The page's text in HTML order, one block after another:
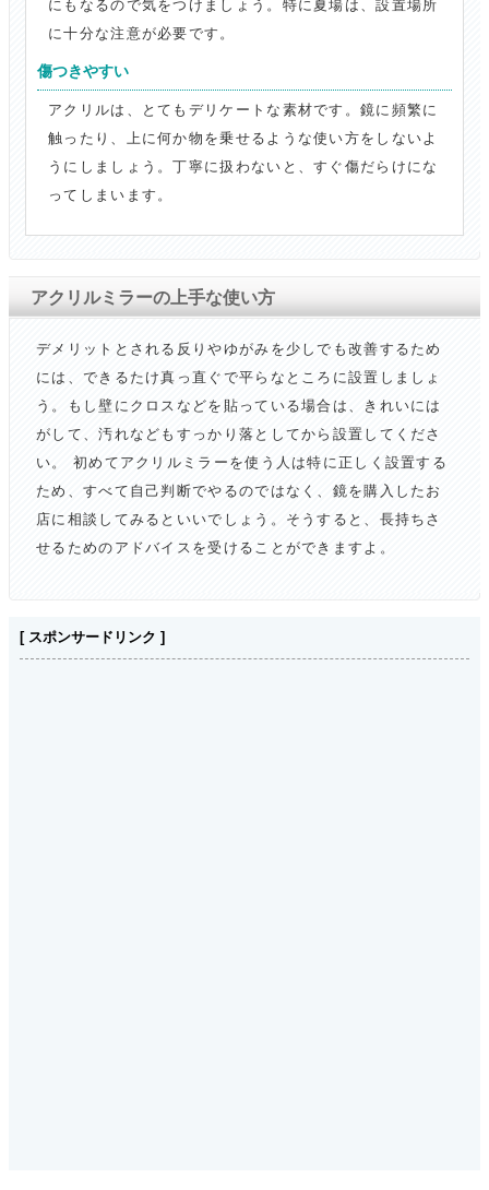
にもなるので気をつけましょう。特に夏場は、設置場所
に十分な注意が必要です。
傷つきやすい
アクリルは、とてもデリケートな素材です。鏡に頻繁に
触ったり、上に何か物を乗せるような使い方をしないよ
うにしましょう。丁寧に扱わないと、すぐ傷だらけにな
ってしまいます。
アクリルミラーの上手な使い方
デメリットとされる反りやゆがみを少しでも改善するため
には、できるたけ真っ直ぐで平らなところに設置しましょ
う。もし壁にクロスなどを貼っている場合は、きれいには
がして、汚れなどもすっかり落としてから設置してくださ
い。 初めてアクリルミラーを使う人は特に正しく設置する
ため、すべて自己判断でやるのではなく、鏡を購入したお
店に相談してみるといいでしょう。そうすると、長持ちさ
せるためのアドバイスを受けることができますよ。
[ スポンサードリンク ]